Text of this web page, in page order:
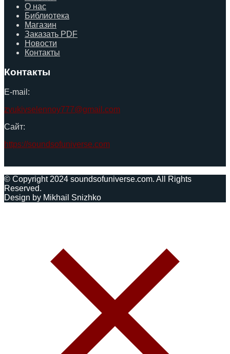
О нас
Библиотека
Магазин
Заказать PDF
Новости
Контакты
Контакты
E-mail:
zvukivselennoy777@gmail.com
Сайт:
https://soundsofuniverse.com
© Copyright 2024 soundsofuniverse.com. All Rights
Reserved.
Design by Mikhail Snizhko